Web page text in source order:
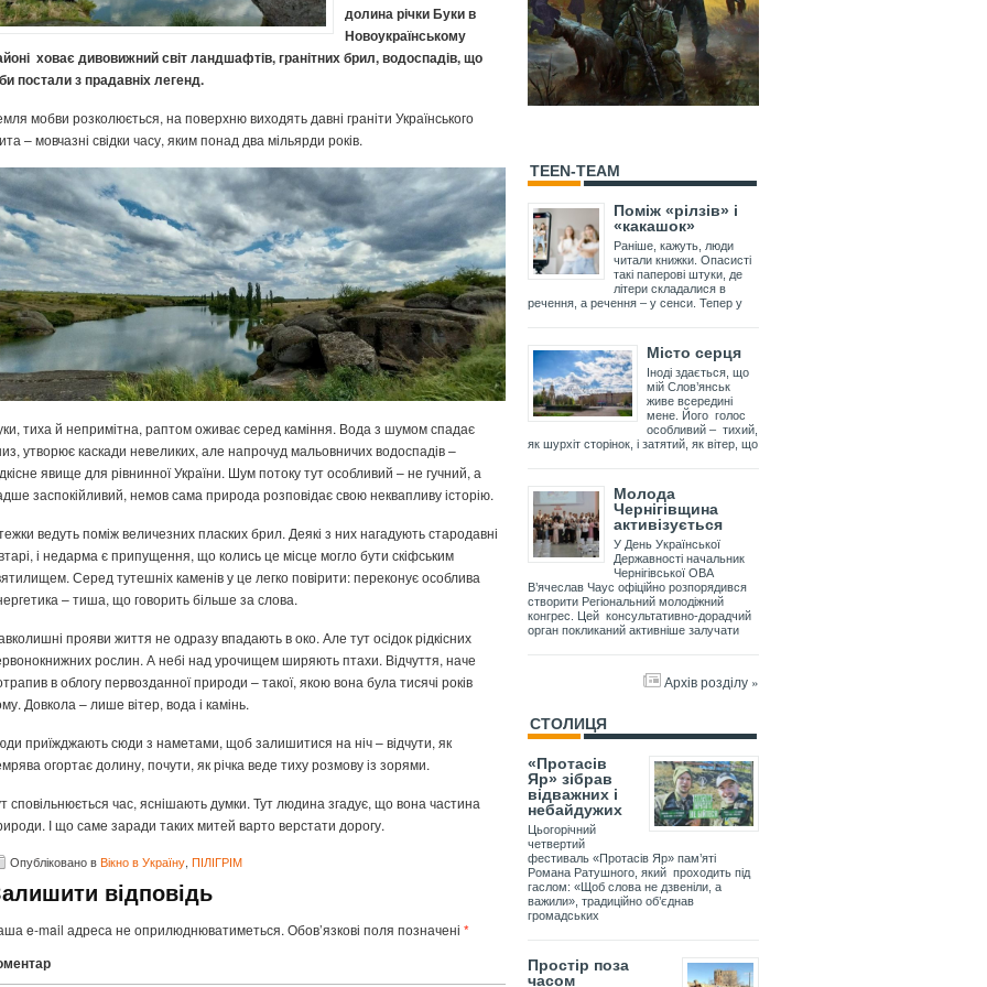
долина річки Буки в
Новоукраїнському
ховає дивовижний світ ландшафтів, гранітних брил, водоспадів, що
постали з прадавніх легенд.
мобви розколюється, на поверхню виходять давні граніти Українського
– мовчазні свідки часу, яким понад два мільярди років.
тиха й непримітна, раптом оживає серед каміння. Вода з шумом спадає
утворює каскади невеликих, але напрочуд мальовничих водоспадів –
явище для рівнинної України. Шум потоку тут особливий – не гучний, а
заспокійливий, немов сама природа розповідає свою неквапливу історію.
ведуть поміж величезних пласких брил. Деякі з них нагадують стародавні
і недарма є припущення, що колись це місце могло бути скіфським
Серед тутешніх каменів у це легко повірити: переконує особлива
– тиша, що говорить більше за слова.
прояви життя не одразу впадають в око. Але тут осідок рідкісних
рослин. А небі над урочищем ширяють птахи. Відчуття, наче
в облогу первозданної природи – такої, якою вона була тисячі років
Довкола – лише вітер, вода і камінь.
приїжджають сюди з наметами, щоб залишитися на ніч – відчути, як
огортає долину, почути, як річка веде тиху розмову із зорями.
сповільнюється час, яснішають думки. Тут людина згадує, що вона частина
І що саме заради таких митей варто верстати дорогу.
Опубліковано вВікно в Україну, ПІЛІГРІМ
відповідь
e-mail адреса не оприлюднюватиметься. Обов’язкові поля позначені *
TEEN-TEAM
Поміж «рілзів» і
«какашок»
Раніше, кажуть, люди
читали книжки. Опасисті
такі паперові штуки, де
літери складалися в
речення, а речення – у сенси. Тепер у
Місто серця
Іноді здається, що
мій Слов’янськ
живе всередині
мене. Його голос
особливий – тихий,
як шурхіт сторінок, і затятий, як вітер, що
Молода
Чернігівщина
активізується
У День Української
Державності начальник
Чернігівської ОВА
В’ячеслав Чаус офіційно розпорядився
створити Регіональний молодіжний
конгрес. Цей консультативно-дорадчий
орган покликаний активніше залучати
Архів розділу »
СТОЛИЦЯ
«Протасів
Яр» зібрав
відважних і
небайдужих
Цьогорічний
четвертий
фестиваль «Протасів Яр» пам’яті
Романа Ратушного, який проходить під
гаслом: «Щоб слова не дзвеніли, а
важили», традиційно об’єднав
громадських
Простір поза
часом